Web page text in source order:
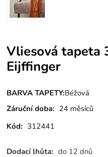
Vliesová tapeta
Eijffinger
BARVA TAPETY:Béžová
Záruční doba: 24 měsíců
Kód: 312441
Dodací lhůta: do 12 dnů